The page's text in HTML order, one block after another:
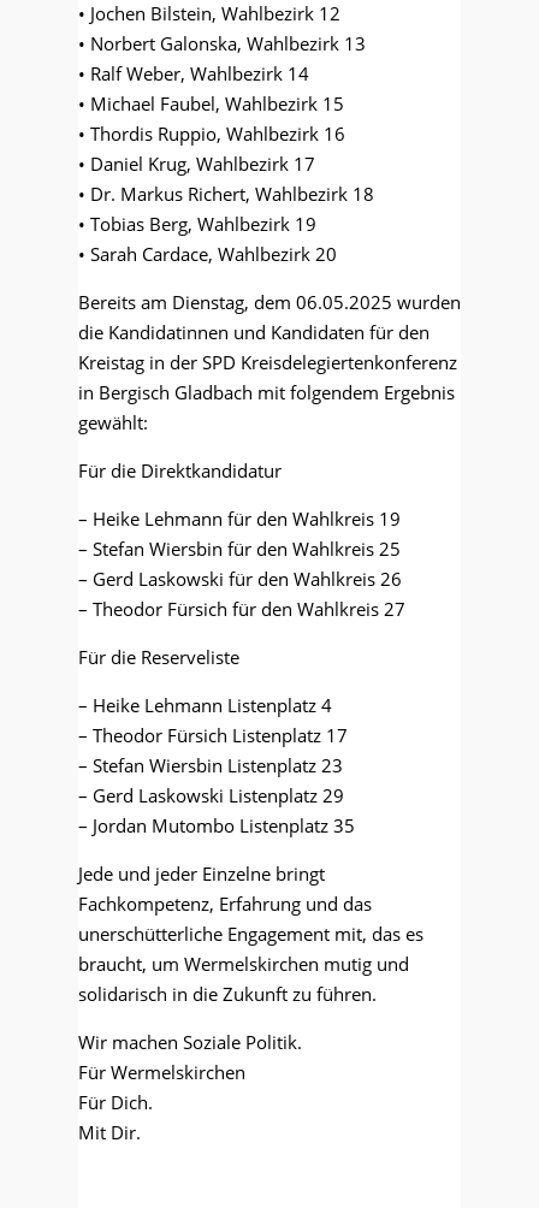
• Jochen Bilstein, Wahlbezirk 12
• Norbert Galonska, Wahlbezirk 13
• Ralf Weber, Wahlbezirk 14
• Michael Faubel, Wahlbezirk 15
• Thordis Ruppio, Wahlbezirk 16
• Daniel Krug, Wahlbezirk 17
• Dr. Markus Richert, Wahlbezirk 18
• Tobias Berg, Wahlbezirk 19
• Sarah Cardace, Wahlbezirk 20
Bereits am Dienstag, dem 06.05.2025 wurden
die Kandidatinnen und Kandidaten für den
Kreistag in der SPD Kreisdelegiertenkonferenz
in Bergisch Gladbach mit folgendem Ergebnis
gewählt:
Für die Direktkandidatur
– Heike Lehmann für den Wahlkreis 19
– Stefan Wiersbin für den Wahlkreis 25
– Gerd Laskowski für den Wahlkreis 26
– Theodor Fürsich für den Wahlkreis 27
Für die Reserveliste
– Heike Lehmann Listenplatz 4
– Theodor Fürsich Listenplatz 17
– Stefan Wiersbin Listenplatz 23
– Gerd Laskowski Listenplatz 29
– Jordan Mutombo Listenplatz 35
Jede und jeder Einzelne bringt
Fachkompetenz, Erfahrung und das
unerschütterliche Engagement mit, das es
braucht, um Wermelskirchen mutig und
solidarisch in die Zukunft zu führen.
Wir machen Soziale Politik.
Für Wermelskirchen
Für Dich.
Mit Dir.